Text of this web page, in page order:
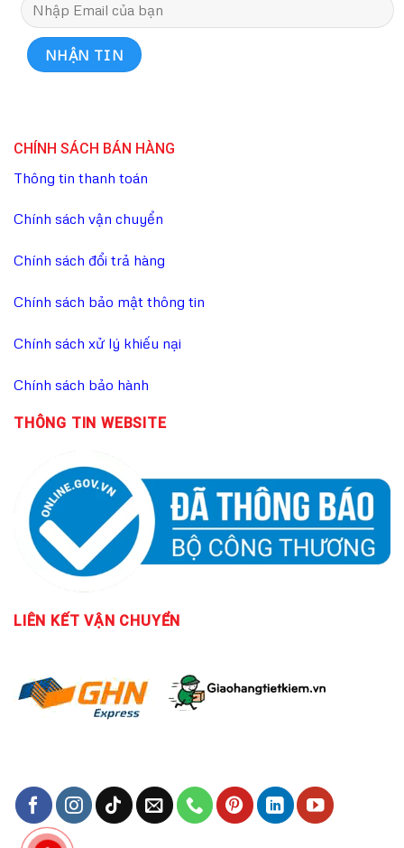
CHÍNH SÁCH BÁN HÀNG
Thông tin thanh toán
Chính sách vận chuyển
Chính sách đổi trả hàng
Chính sách bảo mật thông tin
Chính sách xử lý khiếu nại
Chính sách bảo hành
THÔNG TIN WEBSITE
LIÊN KẾTVẬN CHUYỂN